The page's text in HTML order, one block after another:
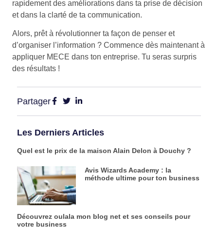
rapidement des améliorations dans ta prise de décision
et dans la clarté de ta communication.
Alors, prêt à révolutionner ta façon de penser et
d’organiser l’information ? Commence dès maintenant à
appliquer MECE dans ton entreprise. Tu seras surpris
des résultats !
Partager
Les Derniers Articles
Quel est le prix de la maison Alain Delon à Douchy ?
Avis Wizards Academy : la
méthode ultime pour ton business
Découvrez oulala mon blog net et ses conseils pour
votre business